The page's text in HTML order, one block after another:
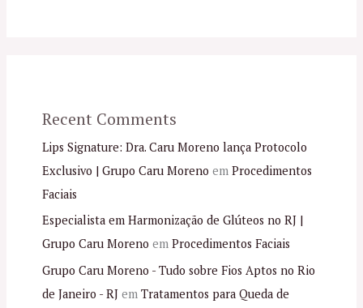
Recent Comments
Lips Signature: Dra. Caru Moreno lança Protocolo
Exclusivo | Grupo Caru Moreno em Procedimentos
Faciais
Especialista em Harmonização de Glúteos no RJ |
Grupo Caru Moreno em Procedimentos Faciais
Grupo Caru Moreno - Tudo sobre Fios Aptos no Rio
de Janeiro - RJem Tratamentos para Queda de